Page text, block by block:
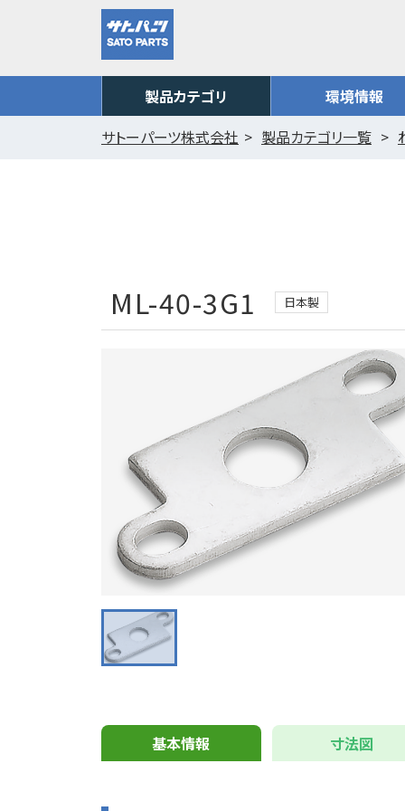
製品カテゴリ
環境情報
サトーパーツ株式会社
製品カテゴリ一覧
ML-40-3G1 日本製
基本情報 寸法図